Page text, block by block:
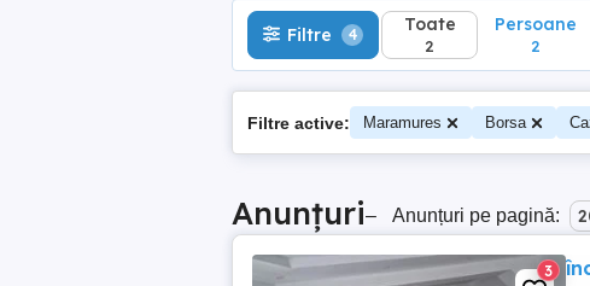
Filtre 4 Toate
2
Persoane
2
Filtre active: Maramures Borsa
Anunțuri– Anunțuri pe pagină:
3